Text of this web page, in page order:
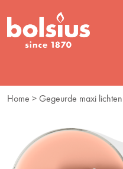
Home > Gegeurde maxi